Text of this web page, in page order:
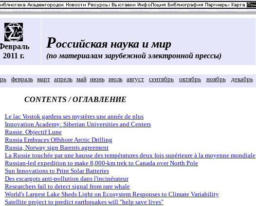
евраль
2011 г.
Российская наука и мир
(по материалам зарубежной электронной прессы)
февраль март апрель май июнь июль август сентябрь октябрь ноябрь декабрь
CONTENTS / ОГЛАВЛЕНИЕ
Le lac Vostok gardera ses mystères une année de plus
Innovation Academy: Siberian Universities and Centers
Russie. Objectif Lune
Russia Embraces Offshore Arctic Drilling
Russia, Norway sign Barents agreement
La Russie touchée par une hausse des températures deux fois supérieure à la moyenne mondiale
Russian-led expedition to make 8,000-km trek to Canada over North Pole
Sun Innovations to Print Solar Batteries
Des escargots anti-pollution dans l'incinérateur
Researchers fail to detect signal from rare whale
World's Largest Lake Sheds Light on Ecosystem Responses to Climate Variability
Satellite project to predict earthquakes will "help save lives"